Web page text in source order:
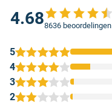
4.688636 beoordelingen
2
3
4
5